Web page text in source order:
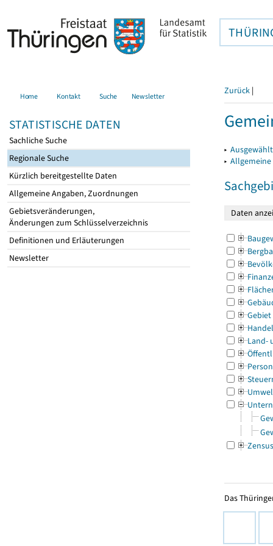
Home Kontakt Suche Newsletter
STATISTISCHE DATEN
Sachliche Suche
Regionale Suche
Kürzlich bereitgestellte Daten
Allgemeine Angaben, Zuordnungen
Gebietsveränderungen,
Änderungen zum Schlüsselverzeichnis
Definitionen und Erläuterungen
Newsletter
Zurück |
▸
▸
Gebiet
Land-
Zensus
Das